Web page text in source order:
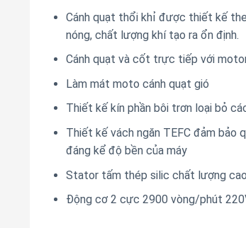
Cánh quạt thổi khỉ được thiết kế
nóng, chất lượng khí tạo ra ổn định.
Cánh quạt và cốt trực tiếp với
Làm mát moto cánh quạt gió
Thiết kế kín phần bôi trơn loại bỏ
Thiết kế vách ngăn TEFC đảm bảo
đáng kể độ bền của máy
Stator tấm thép silic chất lượng
Động cơ 2 cực 2900 vòng/phút